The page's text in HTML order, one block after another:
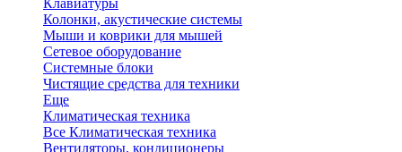
Клавиатуры
Колонки, акустические системы
Мыши и коврики для мышей
Сетевое оборудование
Системные блоки
Чистящие средства для техники
Еще
Климатическая техника
Все Климатическая техника
Вентиляторы, кондиционеры